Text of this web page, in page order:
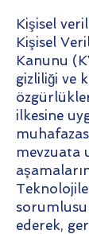
Kişisel
Kişisel
Kanunu
gizliliği ve
ilkesine
mevzuata
sorumlusu
ederek,